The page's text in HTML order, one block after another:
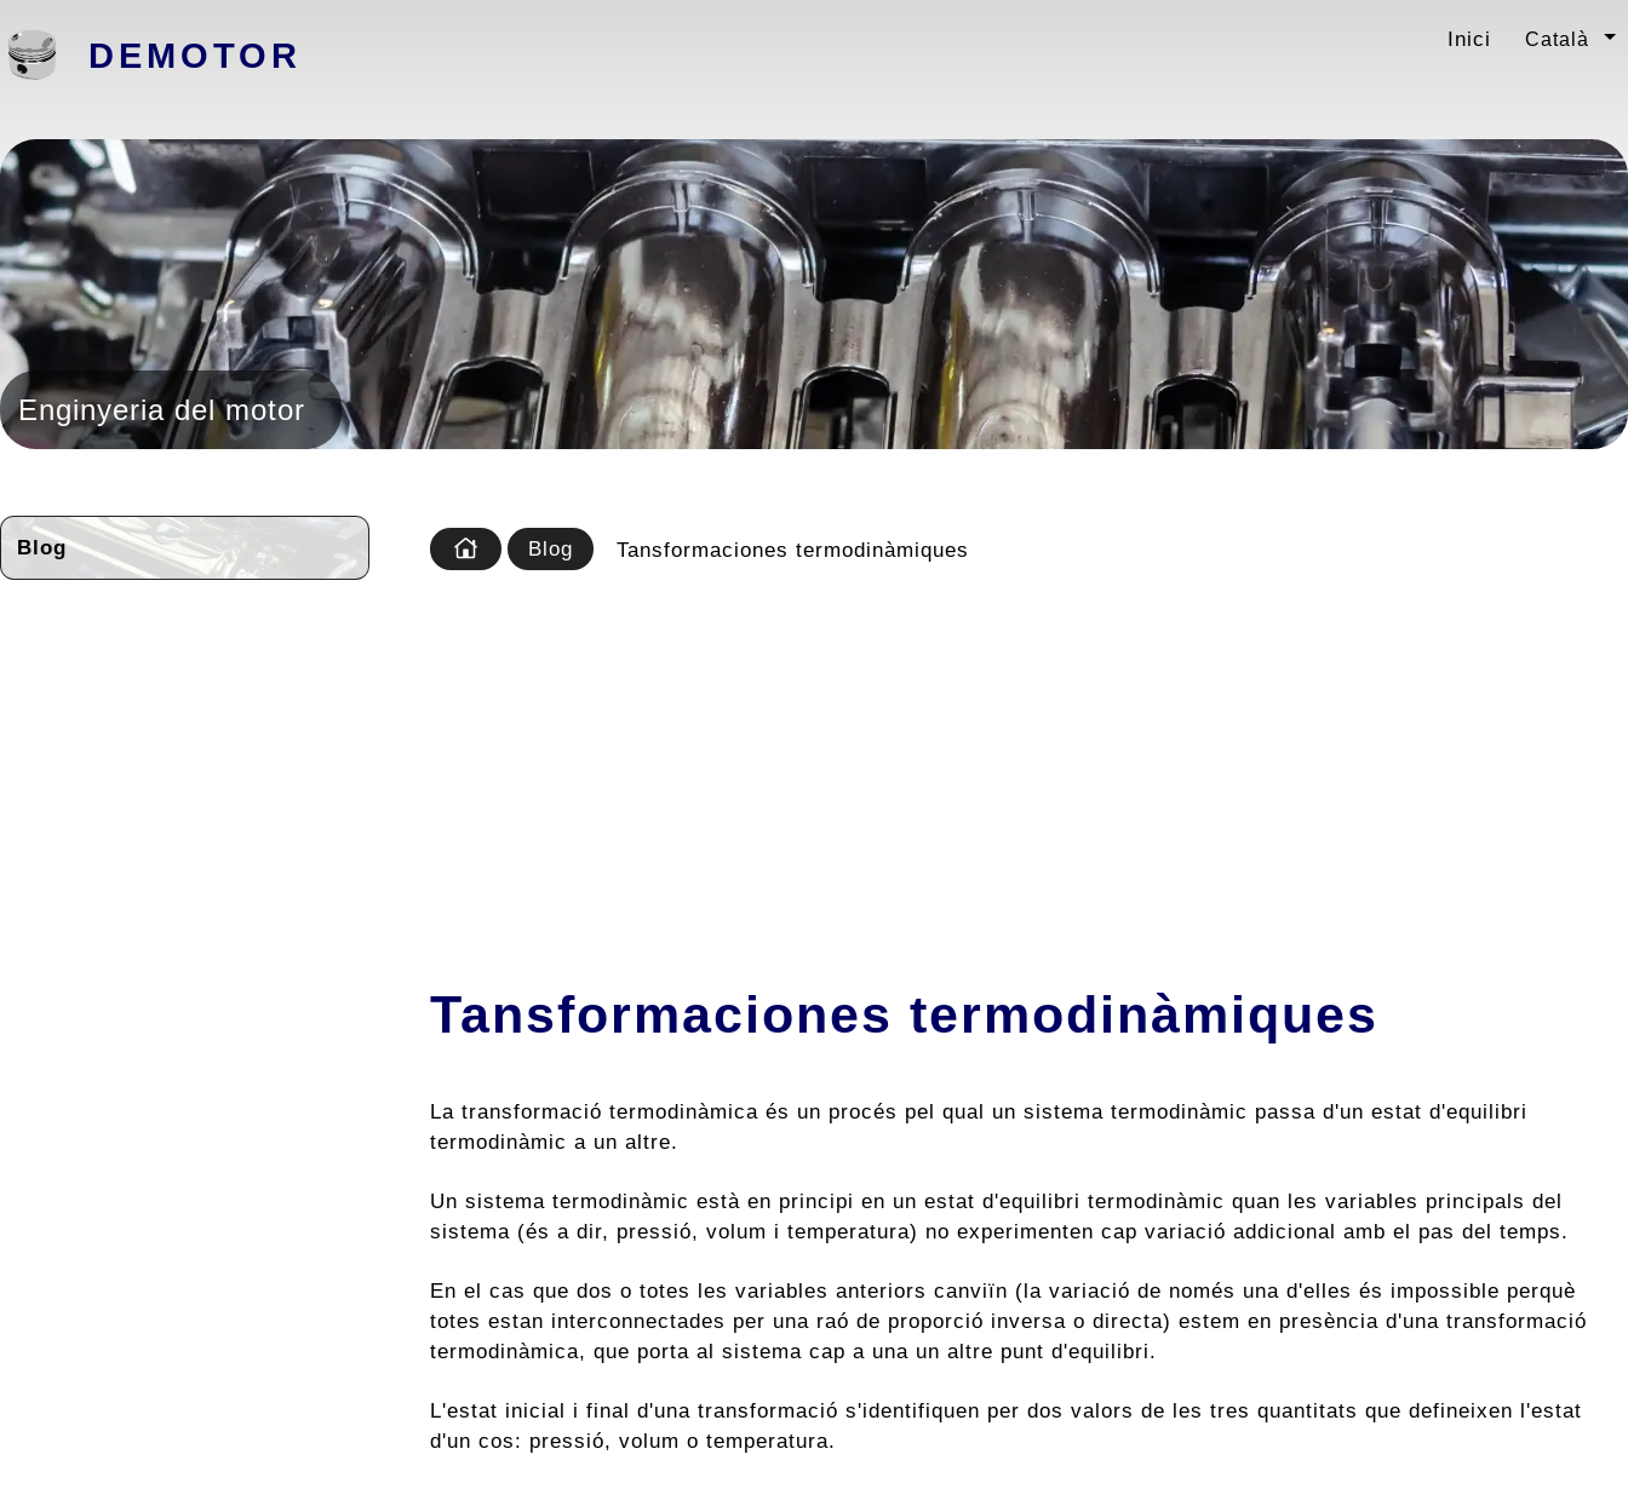
DEMOTOR Inici Català
Enginyeria del motor
Blog Blog Tansformaciones termodinàmiques
Tansformaciones termodinàmiques
La transformació termodinàmica és un procés pel qual un sistema termodinàmic passa d'un estat d'equilibri
termodinàmic a un altre.
Un sistema termodinàmic està en principi en un estat d'equilibri termodinàmic quan les variables principals del
sistema (és a dir, pressió, volum i temperatura) no experimenten cap variació addicional amb el pas del temps.
En el cas que dos o totes les variables anteriors canviïn (la variació de només una d'elles és impossible perquè
totes estan interconnectades per una raó de proporció inversa o directa) estem en presència d'una transformació
termodinàmica, que porta al sistema cap a una un altre punt d'equilibri.
L'estat inicial i final d'una transformació s'identifiquen per dos valors de les tres quantitats que defineixen l'estat
d'un cos: pressió, volum o temperatura.